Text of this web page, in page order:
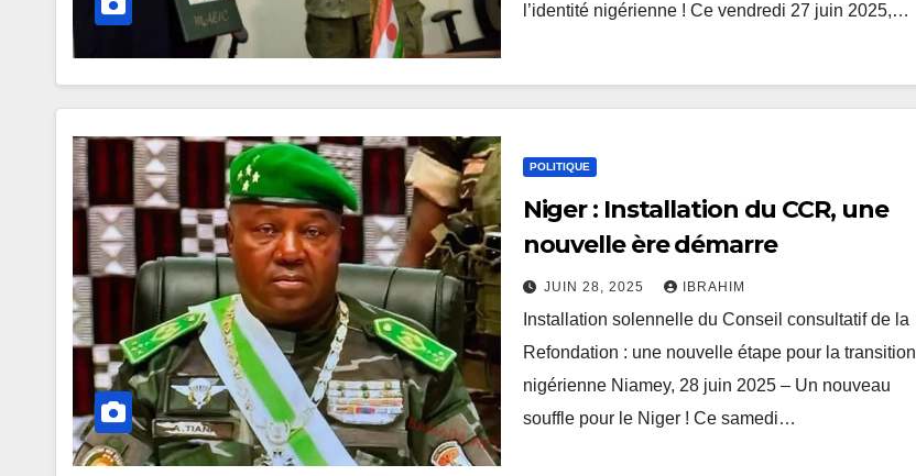
l’identité nigérienne ! Ce vendredi 27 juin 2025,…
POLITIQUE
Niger : Installation du CCR, une
nouvelle ère démarre
JUIN 28, 2025 IBRAHIM
Installation solennelle du Conseil consultatif de la
Refondation : une nouvelle étape pour la transition
nigérienne Niamey, 28 juin 2025 – Un nouveau
souffle pour le Niger ! Ce samedi…